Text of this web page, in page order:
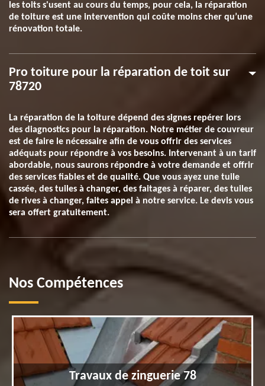
les toits s'usent au cours du temps, pour cela, la réparation
de toiture est une intervention qui coûte moins cher qu’une
rénovation totale.
Pro toiture pour la réparation de toit sur
78720
La réparation de la toiture dépend des signes repérer lors
des diagnostics pour la réparation. Notre métier de couvreur
est de faire le nécessaire afin de vous offrir des services
adéquats pour répondre à vos besoins. Intervenant à un tarif
abordable, nous saurons répondre à votre demande et offrir
des services fiables et de qualité. Que vous ayez une tuile
cassée, des tuiles à changer, des faitages à réparer, des tuiles
de rives à changer, faites appel à notre service. Le devis vous
sera offert gratuitement.
Nos Compétences
Travaux de zinguerie 78